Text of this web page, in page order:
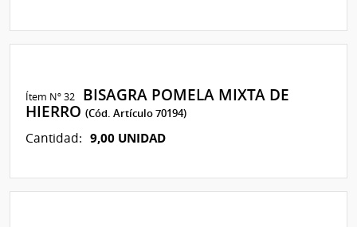
Ítem Nº 32
BISAGRA POMELA MIXTA DE
HIERRO(Cód. Artículo 70194)
Cantidad: 9,00 UNIDAD